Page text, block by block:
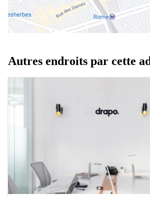
Autres endroits par cette